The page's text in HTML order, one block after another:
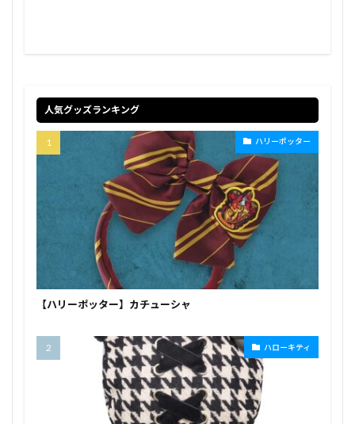
人気グッズランキング
ハリーポッター
【ハリーポッター】カチューシャ
ハローキティ